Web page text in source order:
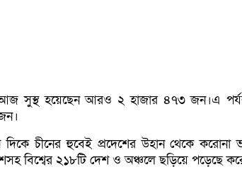
আজ সুস্থ হয়েছেন আরও ২ হাজার ৪৭৩ জন।এ
দিকে চীনের হুবেই প্রদেশের উহান থেকে করোনা
বিশ্বের ২১৮টি দেশ ও অঞ্চলে ছড়িয়ে পড়েছে